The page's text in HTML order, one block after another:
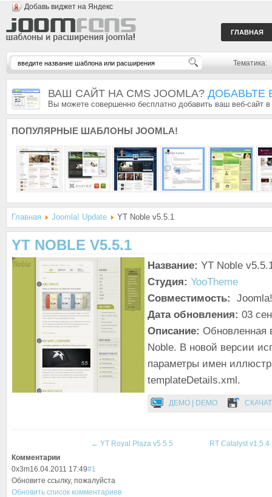
Добавь виджет на Яндекс
ГЛАВНАЯ
Тематика:
ВАШ САЙТ НА CMS JOOMLA? ДОБАВЬТЕ
Вы можете совершенно бесплатно добавить ваш веб-сайт
ПОПУЛЯРНЫЕ ШАБЛОНЫ JOOMLA!
Главная Joomla! Update YT Noble v5.5.1
YT NOBLE V5.5.1
Название: YT Noble
Студия: YooTheme
Совместимость:
Дата обновления: 03
Описание: Обновленная
Noble. В новой версии
параметры имен
templateDetails.xml.
ДЕМО | DEMO
← YT Royal Plaza v5.5.5 RT Catalyst v1.5.4
Комментарии
0x3m16.04.2011 17:49#1
Обновите ссылку, пожалуйста
Обновить список комментариев